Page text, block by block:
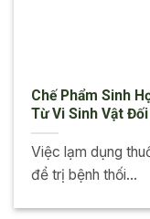
Chế Phẩm Sinh
Từ Vi Sinh Vật
Việc lạm dụng
để trị bệnh thối...